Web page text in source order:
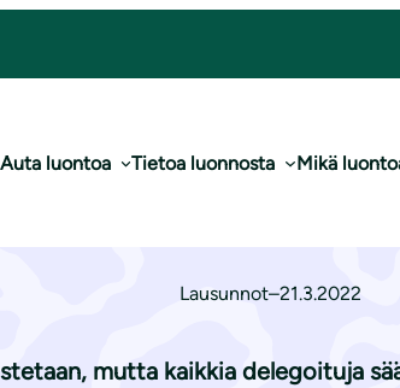
Auta luontoa Tietoa luonnosta Mikä
muuttaminen
Lausunnot–21.3.2022
mutta kaikkia delegoituja